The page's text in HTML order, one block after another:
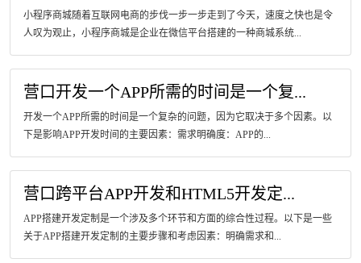
小程序商城随着互联网电商的步伐一步一步走到了今天，速度之快也是令
人叹为观止，小程序商城是企业在微信平台搭建的一种商城系统...
营口开发一个APP所需的时间是一个复...
开发一个APP所需的时间是一个复杂的问题，因为它取决于多个因素。以
下是影响APP开发时间的主要因素：需求明确度：APP的...
营口跨平台APP开发和HTML5开发定...
APP搭建开发定制是一个涉及多个环节和方面的综合性过程。以下是一些
关于APP搭建开发定制的主要步骤和考虑因素：明确需求和...